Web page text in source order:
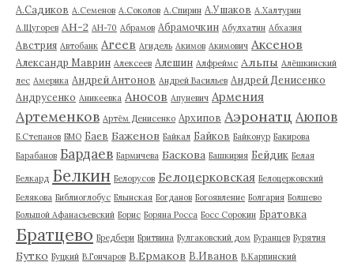
А.Садиков А.Семенов А.Соколов А.Спирин А.Ушаков А.Халтурин
А.Щугорев АН-2 АН-70 Абрамов Абрамочкин Абулхатин Абхазия
Австрия Автобанк Агеев Агидель Акимов Акимович Аксенов
Александр Маврин Алексеев Алешин Алфреймс Альпы Алёшкинский
лес Америка Андрей Антонов Андрей Васильев Андрей Денисенко
Андрусенко Аникеевка Аносов Апуневич Армения
Артеменков Артём Денисенко Архипов Аэронатц Аюпов
Б.Степанов БМО Баев Баженов Байкал Байков Байконур Бакирова
Барабанов Бардаев Бармичева Баскова Башкирия Бейдик Белая
Белкард Белкин Белорусов Белоцерковская Белоцерковский
Белякова Библиоглобус Блынская Богданов Богоявление Болгария Болшево
Большой Афанасьевский Борис Боряна Росса Босс Сорокин Братовка
Братцево Бредбери Бритвина Булгаковский дом Буранцев Бурятия
Бутко Буцкий В.Гончаров В.Ермаков В.Иванов В.Карпинский